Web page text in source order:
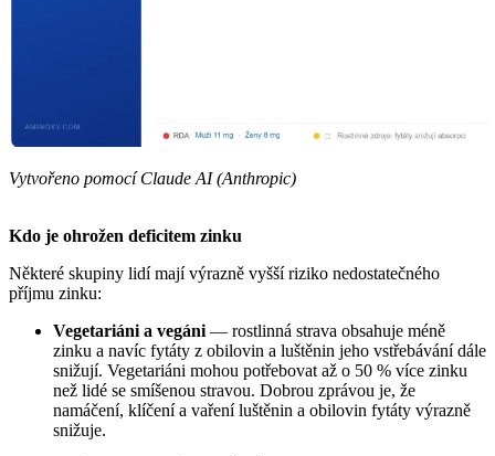
Vytvořeno pomocí Claude AI (Anthropic)
Kdo je ohrožen deficitem zinku
Některé skupiny lidí mají výrazně vyšší riziko nedostatečného
příjmu zinku:
Vegetariáni a vegáni — rostlinná strava obsahuje méně
zinku a navíc fytáty z obilovin a luštěnin jeho vstřebávání dále
snižují. Vegetariáni mohou potřebovat až o 50 % více zinku
než lidé se smíšenou stravou. Dobrou zprávou je, že
namáčení, klíčení a vaření luštěnin a obilovin fytáty výrazně
snižuje.